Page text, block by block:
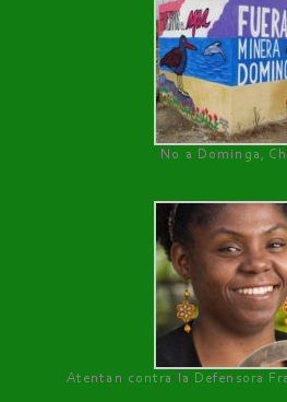
No a Dominga,
Atentan contra la Defensora